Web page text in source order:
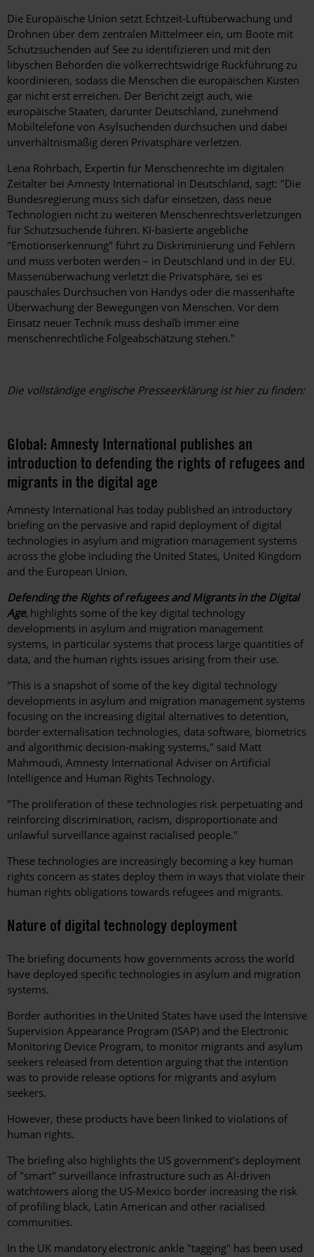
Die Europäische Union setzt Echtzeit-Luftüberwachung und
Drohnen über dem zentralen Mittelmeer ein, um Boote mit
Schutzsuchenden auf See zu identifizieren und mit den
libyschen Behörden die völkerrechtswidrige Rückführung zu
koordinieren, sodass die Menschen die europäischen Küsten
gar nicht erst erreichen. Der Bericht zeigt auch, wie
europäische Staaten, darunter Deutschland, zunehmend
Mobiltelefone von Asylsuchenden durchsuchen und dabei
unverhältnismäßig deren Privatsphäre verletzen.
Lena Rohrbach, Expertin für Menschenrechte im digitalen
Zeitalter bei Amnesty International in Deutschland, sagt: "Die
Bundesregierung muss sich dafür einsetzen, dass neue
Technologien nicht zu weiteren Menschenrechtsverletzungen
für Schutzsuchende führen. KI-basierte angebliche
"Emotionserkennung" führt zu Diskriminierung und Fehlern
und muss verboten werden – in Deutschland und in der EU.
Massenüberwachung verletzt die Privatsphäre, sei es
pauschales Durchsuchen von Handys oder die massenhafte
Überwachung der Bewegungen von Menschen. Vor dem
Einsatz neuer Technik muss deshalb immer eine
menschenrechtliche Folgeabschätzung stehen."
Die vollständige englische Presseerklärung ist hier zu finden:
Global: Amnesty International publishes an
introduction to defending the rights of refugees and
migrants in the digital age
Amnesty International has today published an introductory
briefing on the pervasive and rapid deployment of digital
technologies in asylum and migration management systems
across the globe including the United States, United Kingdom
and the European Union.
Defending the Rights of refugees and Migrants in the Digital
Age, highlights some of the key digital technology
developments in asylum and migration management
systems, in particular systems that process large quantities of
data, and the human rights issues arising from their use.
"This is a snapshot of some of the key digital technology
developments in asylum and migration management systems
focusing on the increasing digital alternatives to detention,
border externalisation technologies, data software, biometrics
and algorithmic decision-making systems," said Matt
Mahmoudi, Amnesty International Adviser on Artificial
Intelligence and Human Rights Technology.
"The proliferation of these technologies risk perpetuating and
reinforcing discrimination, racism, disproportionate and
unlawful surveillance against racialised people."
These technologies are increasingly becoming a key human
rights concern as states deploy them in ways that violate their
human rights obligations towards refugees and migrants.
Nature of digital technology deployment
The briefing documents how governments across the world
have deployed specific technologies in asylum and migration
systems.
Border authorities in the United States have used the Intensive
Supervision Appearance Program (ISAP) and the Electronic
Monitoring Device Program, to monitor migrants and asylum
seekers released from detention arguing that the intention
was to provide release options for migrants and asylum
seekers.
However, these products have been linked to violations of
human rights.
The briefing also highlights the US government’s deployment
of "smart" surveillance infrastructure such as Al-driven
watchtowers along the US-Mexico border increasing the risk
of profiling black, Latin American and other racialised
communities.
In the UK mandatory electronic ankle "tagging" has been used